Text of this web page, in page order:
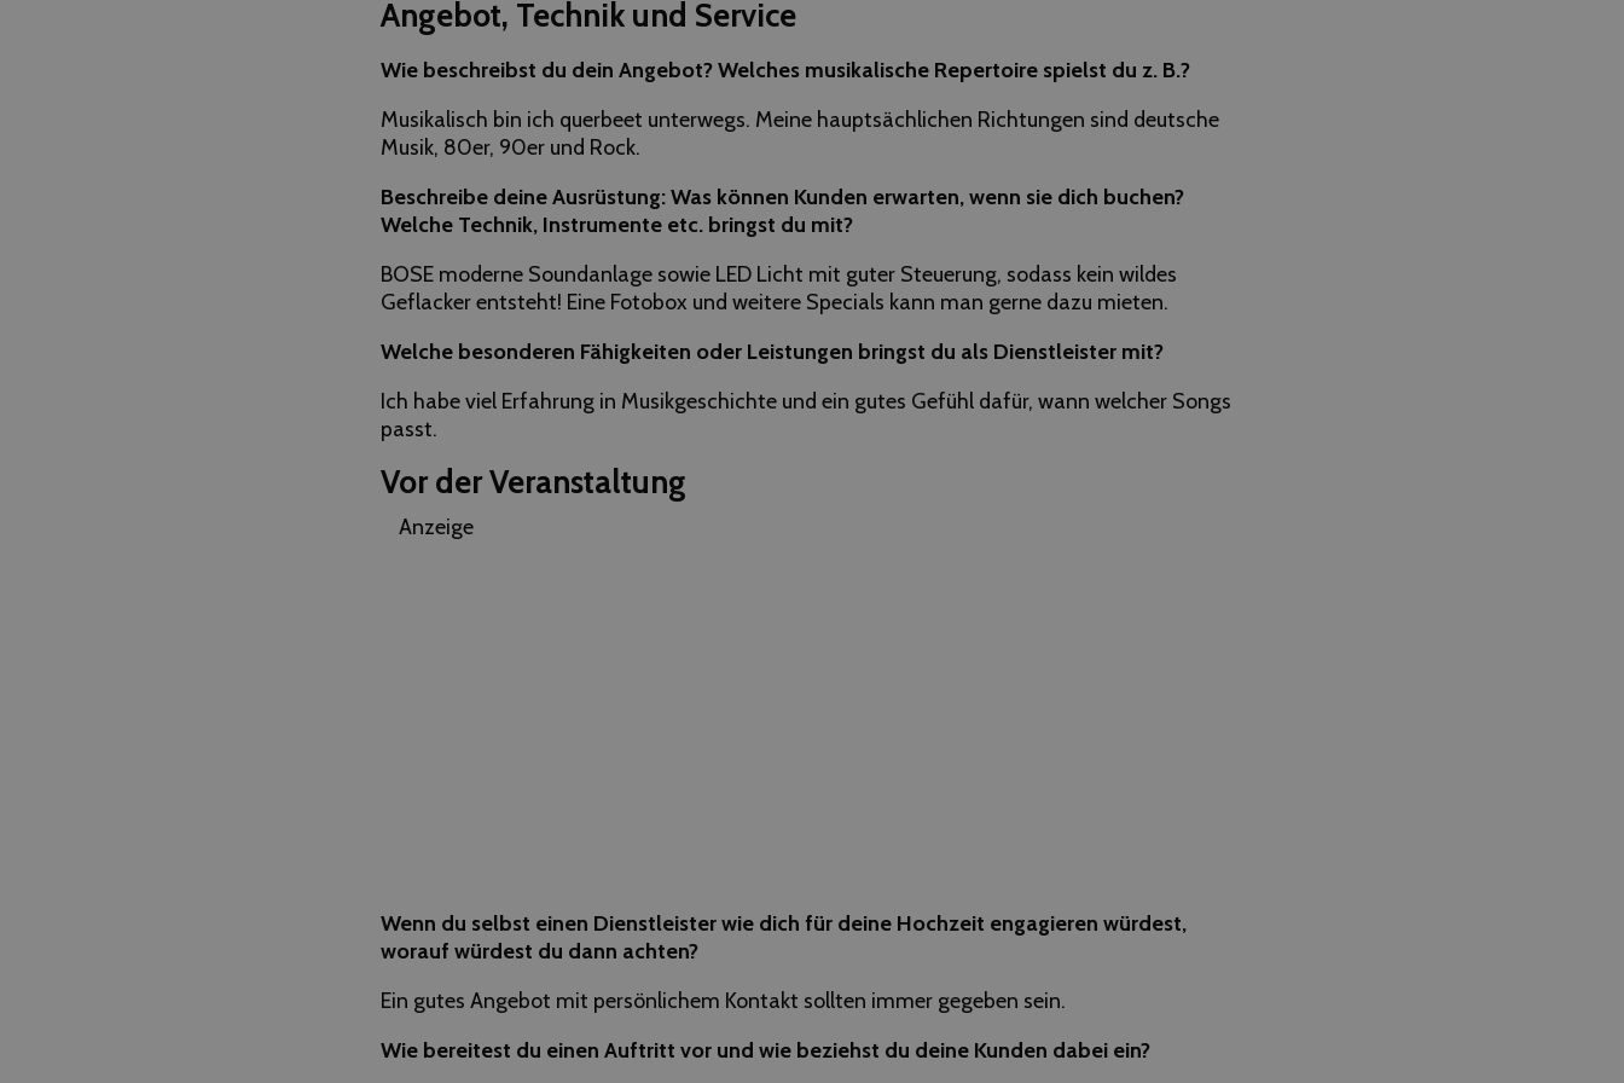
Angebot, Technik und Service
Wie beschreibst du dein Angebot? Welches musikalische Repertoire spielst du z. B.?
Musikalisch bin ich querbeet unterwegs. Meine hauptsächlichen Richtungen sind deutsche
Musik, 80er, 90er und Rock.
Beschreibe deine Ausrüstung: Was können Kunden erwarten, wenn sie dich buchen?
Welche Technik, Instrumente etc. bringst du mit?
BOSE moderne Soundanlage sowie LED Licht mit guter Steuerung, sodass kein wildes
Geflacker entsteht! Eine Fotobox und weitere Specials kann man gerne dazu mieten.
Welche besonderen Fähigkeiten oder Leistungen bringst du als Dienstleister mit?
Ich habe viel Erfahrung in Musikgeschichte und ein gutes Gefühl dafür, wann welcher Songs
passt.
Vor der Veranstaltung
Anzeige
Wenn du selbst einen Dienstleister wie dich für deine Hochzeit engagieren würdest,
worauf würdest du dann achten?
Ein gutes Angebot mit persönlichem Kontakt sollten immer gegeben sein.
Wie bereitest du einen Auftritt vor und wie beziehst du deine Kunden dabei ein?